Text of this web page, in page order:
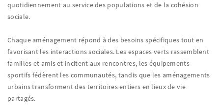
quotidiennement au service des populations et de la cohésion
sociale.
Chaque aménagement répond à des besoins spécifiques tout en
favorisant les interactions sociales. Les espaces verts rassemblent
familles et amis et incitent aux rencontres, les équipements
sportifs fédèrent les communautés, tandis que les aménagements
urbains transforment des territoires entiers en lieux de vie
partagés.